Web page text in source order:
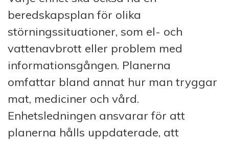
beredskapsplan för olika
störningssituationer, som el- och
vattenavbrott eller problem med
informationsgången. Planerna
omfattar bland annat hur man tryggar
mat, mediciner och vård.
Enhetsledningen ansvarar för att
planerna hålls uppdaterade, att